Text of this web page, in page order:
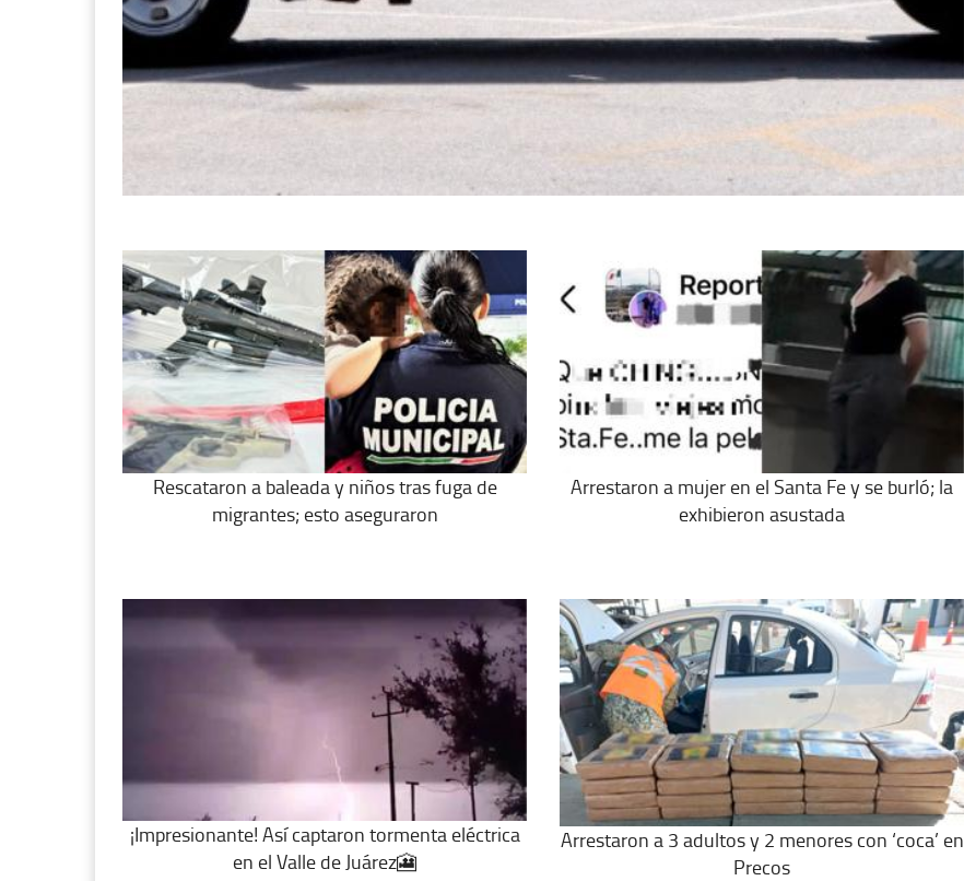
Rescataron a baleada y niños tras fuga de
migrantes; esto aseguraron
Arrestaron a mujer en el Santa Fe y se burló; la
exhibieron asustada
¡Impresionante! Así captaron tormenta eléctrica
en el Valle de Juárez🎦
Arrestaron a 3 adultos y 2 menores con ‘coca’ en
Precos